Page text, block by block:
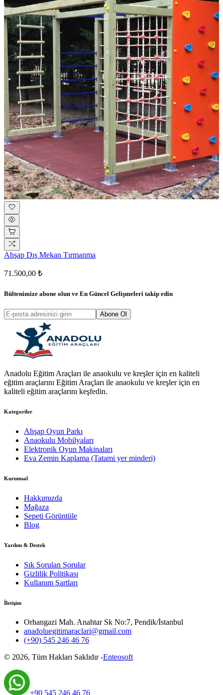
Ahşap Dış Mekan Tırmanma
71.500,00 ₺
Bültenimize abone olun ve En Güncel Gelişmeleri takip edin
Abone Ol
Anadolu Eğitim Araçları ile anaokulu ve kreşler için en kaliteli
eğitim araçlarını Eğitim Araçları ile anaokulu ve kreşler için en
kaliteli eğitim araçlarını keşfedin.
Kategoriler
Ahşap Oyun Parkı
Anaokulu Mobilyaları
Elektronik Oyun Makinaları
Eva Zemin Kaplama (Tatami yer minderi)
Kurumsal
Hakkımızda
Mağaza
Sepeti Görüntüle
Blog
Yardım & Destek
Sık Sorulan Sorular
Gizlilik Politikası
Kullanım Şartları
İletişim
Orhangazi Mah. Anahtar Sk No:7, Pendik/İstanbul
anadoluegitimaraclari@gmail.com
(+90) 545 246 46 76
© 2026, Tüm Hakları Saklıdır -Enteosoft
+90 545 246 46 76